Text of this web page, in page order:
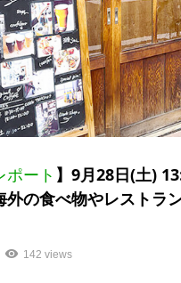
ポート 】9月28日(土)
外の食べ物やレストラ
142 views